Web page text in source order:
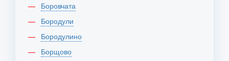
Боровчата
Бородули
Бородулино
Борщово